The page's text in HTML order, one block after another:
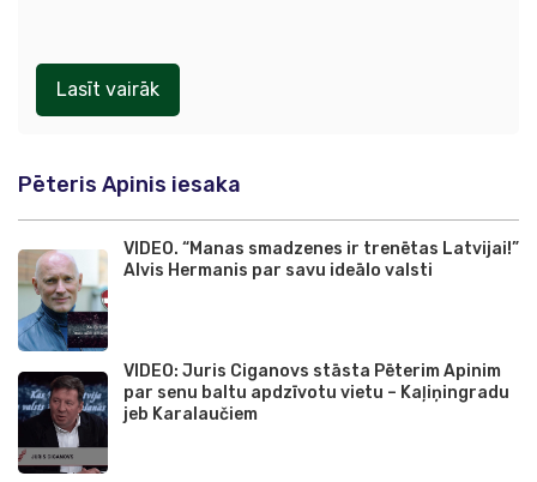
Lasīt vairāk
Pēteris Apinis iesaka
VIDEO. “Manas smadzenes ir trenētas Latvijai!”
Alvis Hermanis par savu ideālo valsti
VIDEO: Juris Ciganovs stāsta Pēterim Apinim
par senu baltu apdzīvotu vietu – Kaļiņingradu
jeb Karalaučiem